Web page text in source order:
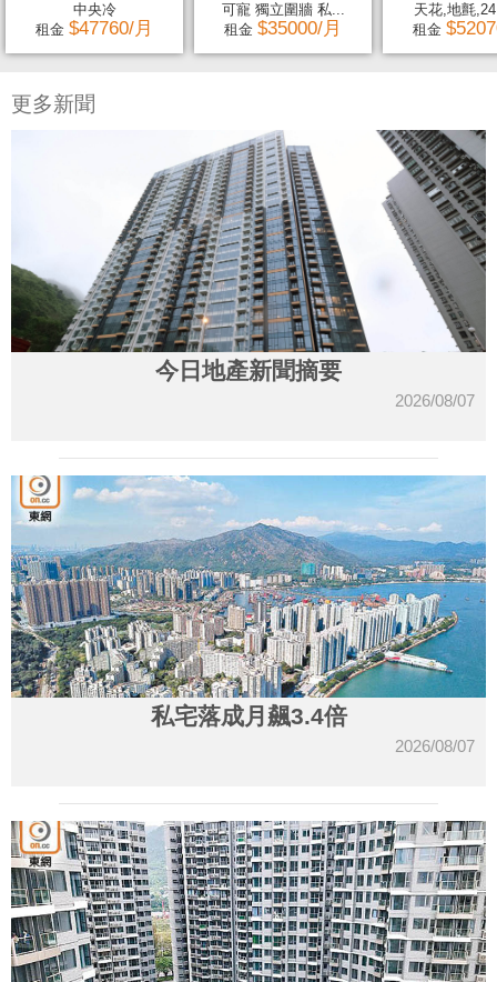
中央冷
租金 $47760/月
可寵 獨立圍牆 私...
租金 $35000/月
天花,地氈
租金
更多新聞
今日地產新聞摘要
2026/08/07
私宅落成月飆3.4倍
2026/08/07